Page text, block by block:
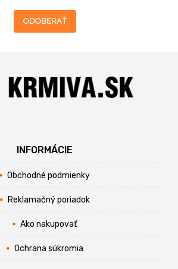
ODOBERAŤ
INFORMÁCIE
Obchodné podmienky
Reklamačný poriadok
Ako nakupovať
Ochrana súkromia